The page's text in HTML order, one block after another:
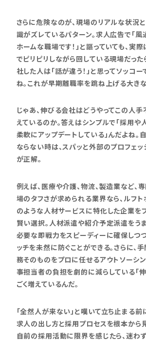
さらに危険なのが、現場のリアルな状況
識がズレているパターン。求人広告で「風
ホームな職場です！」と謳っていても、実
でピリピリしながら回している現場だった
社した人は「話が違う！」と思ってソッコ
ね。これが早期離職率を跳ね上げる大き
じゃあ、伸びる会社はどうやってこの人
えているのか。答えはシンプルで「採用
柔軟にアップデートしている」んだよね。
ならない時は、スパッと外部のプロフェ
が正解。
例えば、医療や介護、物流、製造業など、
場のタフさが求められる業界なら、ルフト
のような人材サービスに特化した企業を
賢い選択。人材派遣や紹介予定派遣をう
必要な即戦力をスピーディーに確保しつ
ッチを未然に防ぐことができる。さらに、
務そのものをプロに任せるアウトソーシ
事担当者の負担を劇的に減らしている「
ごく増えているんだ。
「全然人が来ない」と嘆いて立ち止まる前
求人の出し方と採用プロセスを根本から見
自前の採用活動に限界を感じたら、迷わ